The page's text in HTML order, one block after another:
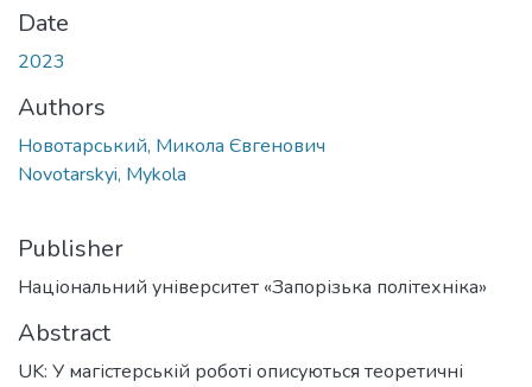
Date
2023
Authors
Новотарський, Микола Євгенович
Novotarskyi, Mykola
Publisher
Національний університет «Запорізька політехніка»
Abstract
UK: У магістерській роботі описуються теоретичні